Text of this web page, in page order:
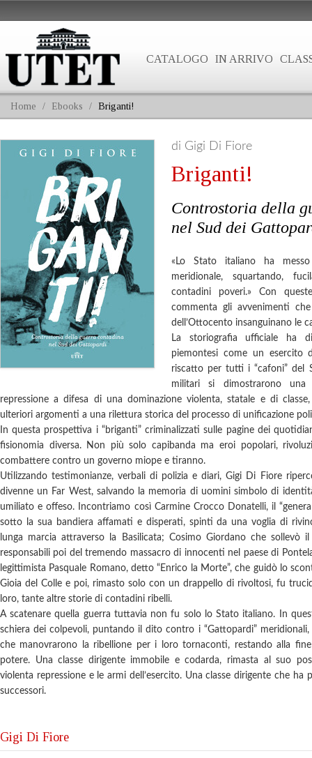
CATALOGO IN ARRIVO
Home / Ebooks / Briganti!
di Gigi Di Fiore
Briganti!
Controstoria della
nel Sud dei
«Lo Stato italiano ha
meridionale, squartando,
contadini poveri.» Con
commenta gli avvenimenti
dell’Ottocento insanguinano le
La storiografia ufficiale ha
piemontesi come un esercito
riscatto per tutti i “cafoni” del
militari si dimostrarono
repressione a difesa di una dominazione violenta, statale e di
ulteriori argomenti a una rilettura storica del processo di unificazione
In questa prospettiva i “briganti” criminalizzati sulle pagine dei
fisionomia diversa. Non più solo capibanda ma eroi popolari,
combattere contro un governo miope e tiranno.
Utilizzando testimonianze, verbali di polizia e diari, Gigi Di Fiore
divenne un Far West, salvando la memoria di uomini simbolo di
umiliato e offeso. Incontriamo così Carmine Crocco Donatelli, il
sotto la sua bandiera affamati e disperati, spinti da una voglia di
lunga marcia attraverso la Basilicata; Cosimo Giordano che sollevò
responsabili poi del tremendo massacro di innocenti nel paese di
legittimista Pasquale Romano, detto “Enrico la Morte”, che guidò lo
Gioia del Colle e poi, rimasto solo con un drappello di rivoltosi, fu
loro, tante altre storie di contadini ribelli.
A scatenare quella guerra tuttavia non fu solo lo Stato italiano. In
schiera dei colpevoli, puntando il dito contro i “Gattopardi”
che manovrarono la ribellione per i loro tornaconti, restando alla
potere. Una classe dirigente immobile e codarda, rimasta al suo
violenta repressione e le armi dell’esercito. Una classe dirigente che
successori.
Gigi Di Fiore